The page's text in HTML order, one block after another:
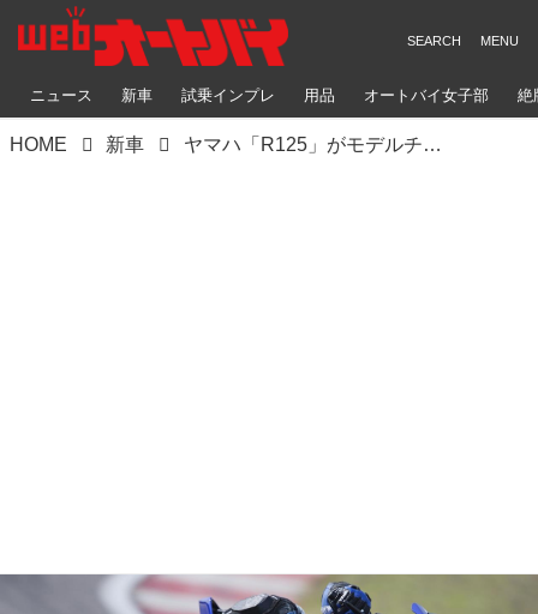
ニュース 新車 試乗インプレ 用品 オートバイ女子部 絶
HOME 新車 ヤマハ「R125」がモデルチェンジ！ 欧州で発表された新型をチェック｜日本での発売も期待したい原付二種スーパースポーツ